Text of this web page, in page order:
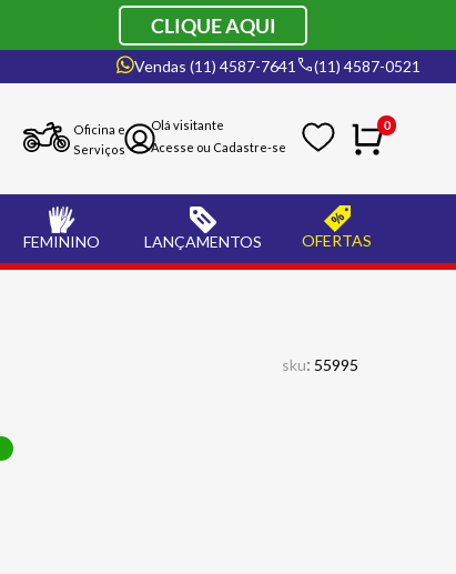
CLIQUE AQUI
Vendas (11) 4587-7641 (11) 4587-0521
Oficina e
Serviços
0
FEMININO LANÇAMENTOS OFERTAS
sku: 55995